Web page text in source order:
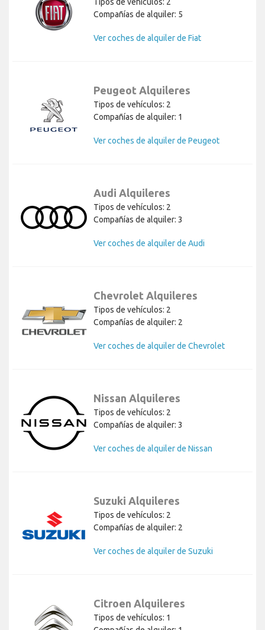
Compañías de alquiler: 5
Ver coches de alquiler de Fiat
Peugeot Alquileres
Tipos de vehículos: 2
Compañías de alquiler: 1
Ver coches de alquiler de Peugeot
Audi Alquileres
Tipos de vehículos: 2
Compañías de alquiler: 3
Ver coches de alquiler de Audi
Chevrolet Alquileres
Tipos de vehículos: 2
Compañías de alquiler: 2
Ver coches de alquiler de Chevrolet
Nissan Alquileres
Tipos de vehículos: 2
Compañías de alquiler: 3
Ver coches de alquiler de Nissan
Suzuki Alquileres
Tipos de vehículos: 2
Compañías de alquiler: 2
Ver coches de alquiler de Suzuki
Citroen Alquileres
Tipos de vehículos: 1